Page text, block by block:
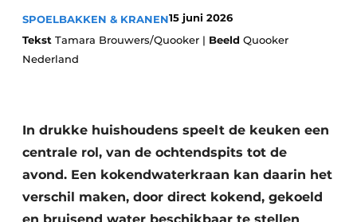
Vacature aanmelden
Vacatures
Werkbladen
SPOELBAKKEN & KRANEN15 juni 2026
Tekst Tamara Brouwers/Quooker | Beeld Quooker
Nederland
In drukke huishoudens speelt de keuken een
centrale rol, van de ochtendspits tot de
avond. Een kokendwaterkraan kan daarin het
verschil maken, door direct kokend, gekoeld